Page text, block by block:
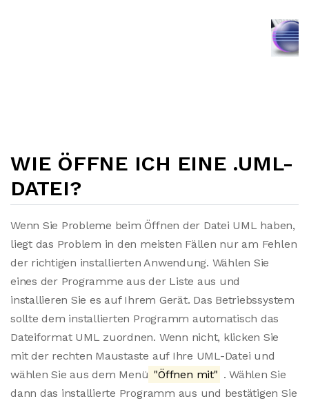
WIE ÖFFNE ICH EINE .UML-
DATEI?
Wenn Sie Probleme beim Öffnen der Datei UML haben,
liegt das Problem in den meisten Fällen nur am Fehlen
der richtigen installierten Anwendung. Wählen Sie
eines der Programme aus der Liste aus und
installieren Sie es auf Ihrem Gerät. Das Betriebssystem
sollte dem installierten Programm automatisch das
Dateiformat UML zuordnen. Wenn nicht, klicken Sie
mit der rechten Maustaste auf Ihre UML-Datei und
wählen Sie aus dem Menü "Öffnen mit" . Wählen Sie
dann das installierte Programm aus und bestätigen Sie